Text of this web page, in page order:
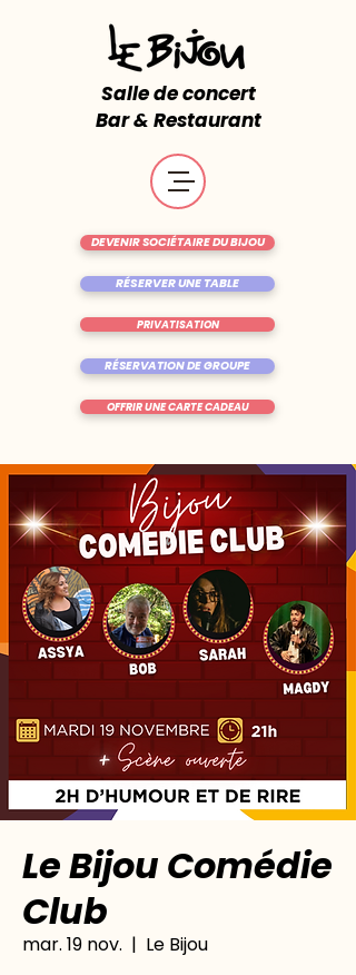
Salle de concert
Bar & Restaurant
RÉSERVER UNE TABLE
OFFRIR UNE CARTE CADEAU
DEVENIR SOCIÉTAIRE DU BIJOU
RÉSERVATION DE GROUPE
PRIVATISATION
Le Bijou Comédie
Club
mar. 19 nov.
  |
Le Bijou